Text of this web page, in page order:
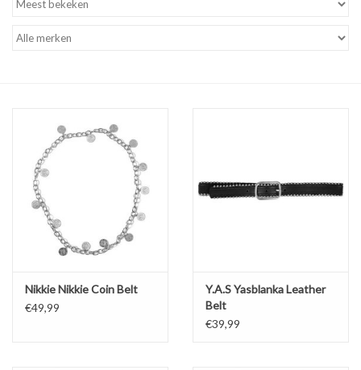
Pakken
Accessoires
Nikkie Nikkie Coin Belt
€49,99
Y.A.S Yasblanka Leather
Belt
€39,99